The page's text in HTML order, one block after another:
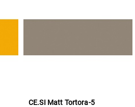
CE.SI Matt Tortora-5